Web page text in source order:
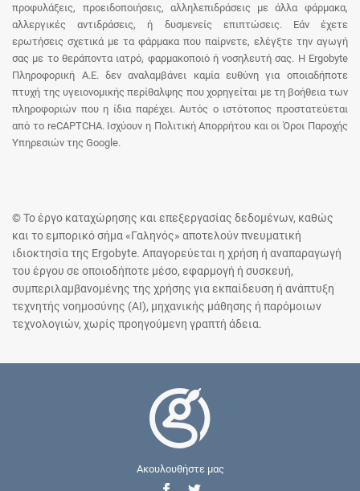
προφυλάξεις, προειδοποιήσεις, αλληλεπιδράσεις με άλλα φάρμακα,
αλλεργικές αντιδράσεις, ή δυσμενείς επιπτώσεις. Εάν έχετε
ερωτήσεις σχετικά με τα φάρμακα που παίρνετε, ελέγξτε την αγωγή
σας με το θεράποντα ιατρό, φαρμακοποιό ή νοσηλευτή σας. Η Ergobyte
Πληροφορική Α.Ε. δεν αναλαμβάνει καμία ευθύνη για οποιαδήποτε
πτυχή της υγειονομικής περίθαλψης που χορηγείται με τη βοήθεια των
πληροφοριών που η ίδια παρέχει. Αυτός ο ιστότοπος προστατεύεται
από το reCAPTCHA. Ισχύουν η Πολιτική Απορρήτου και οι Όροι Παροχής
Υπηρεσιών της Google.
© Το έργο καταχώρησης και επεξεργασίας δεδομένων, καθώς
και το εμπορικό σήμα «Γαληνός» αποτελούν πνευματική
ιδιοκτησία της Ergobyte. Απαγορεύεται η χρήση ή αναπαραγωγή
του έργου σε οποιοδήποτε μέσο, εφαρμογή ή συσκευή,
συμπεριλαμβανομένης της χρήσης για εκπαίδευση ή ανάπτυξη
τεχνητής νοημοσύνης (AI), μηχανικής μάθησης ή παρόμοιων
τεχνολογιών, χωρίς προηγούμενη γραπτή άδεια.
Ακουλουθήστε μας